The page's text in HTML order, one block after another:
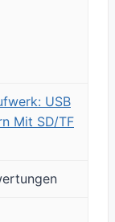
USB
Mit SD/TF